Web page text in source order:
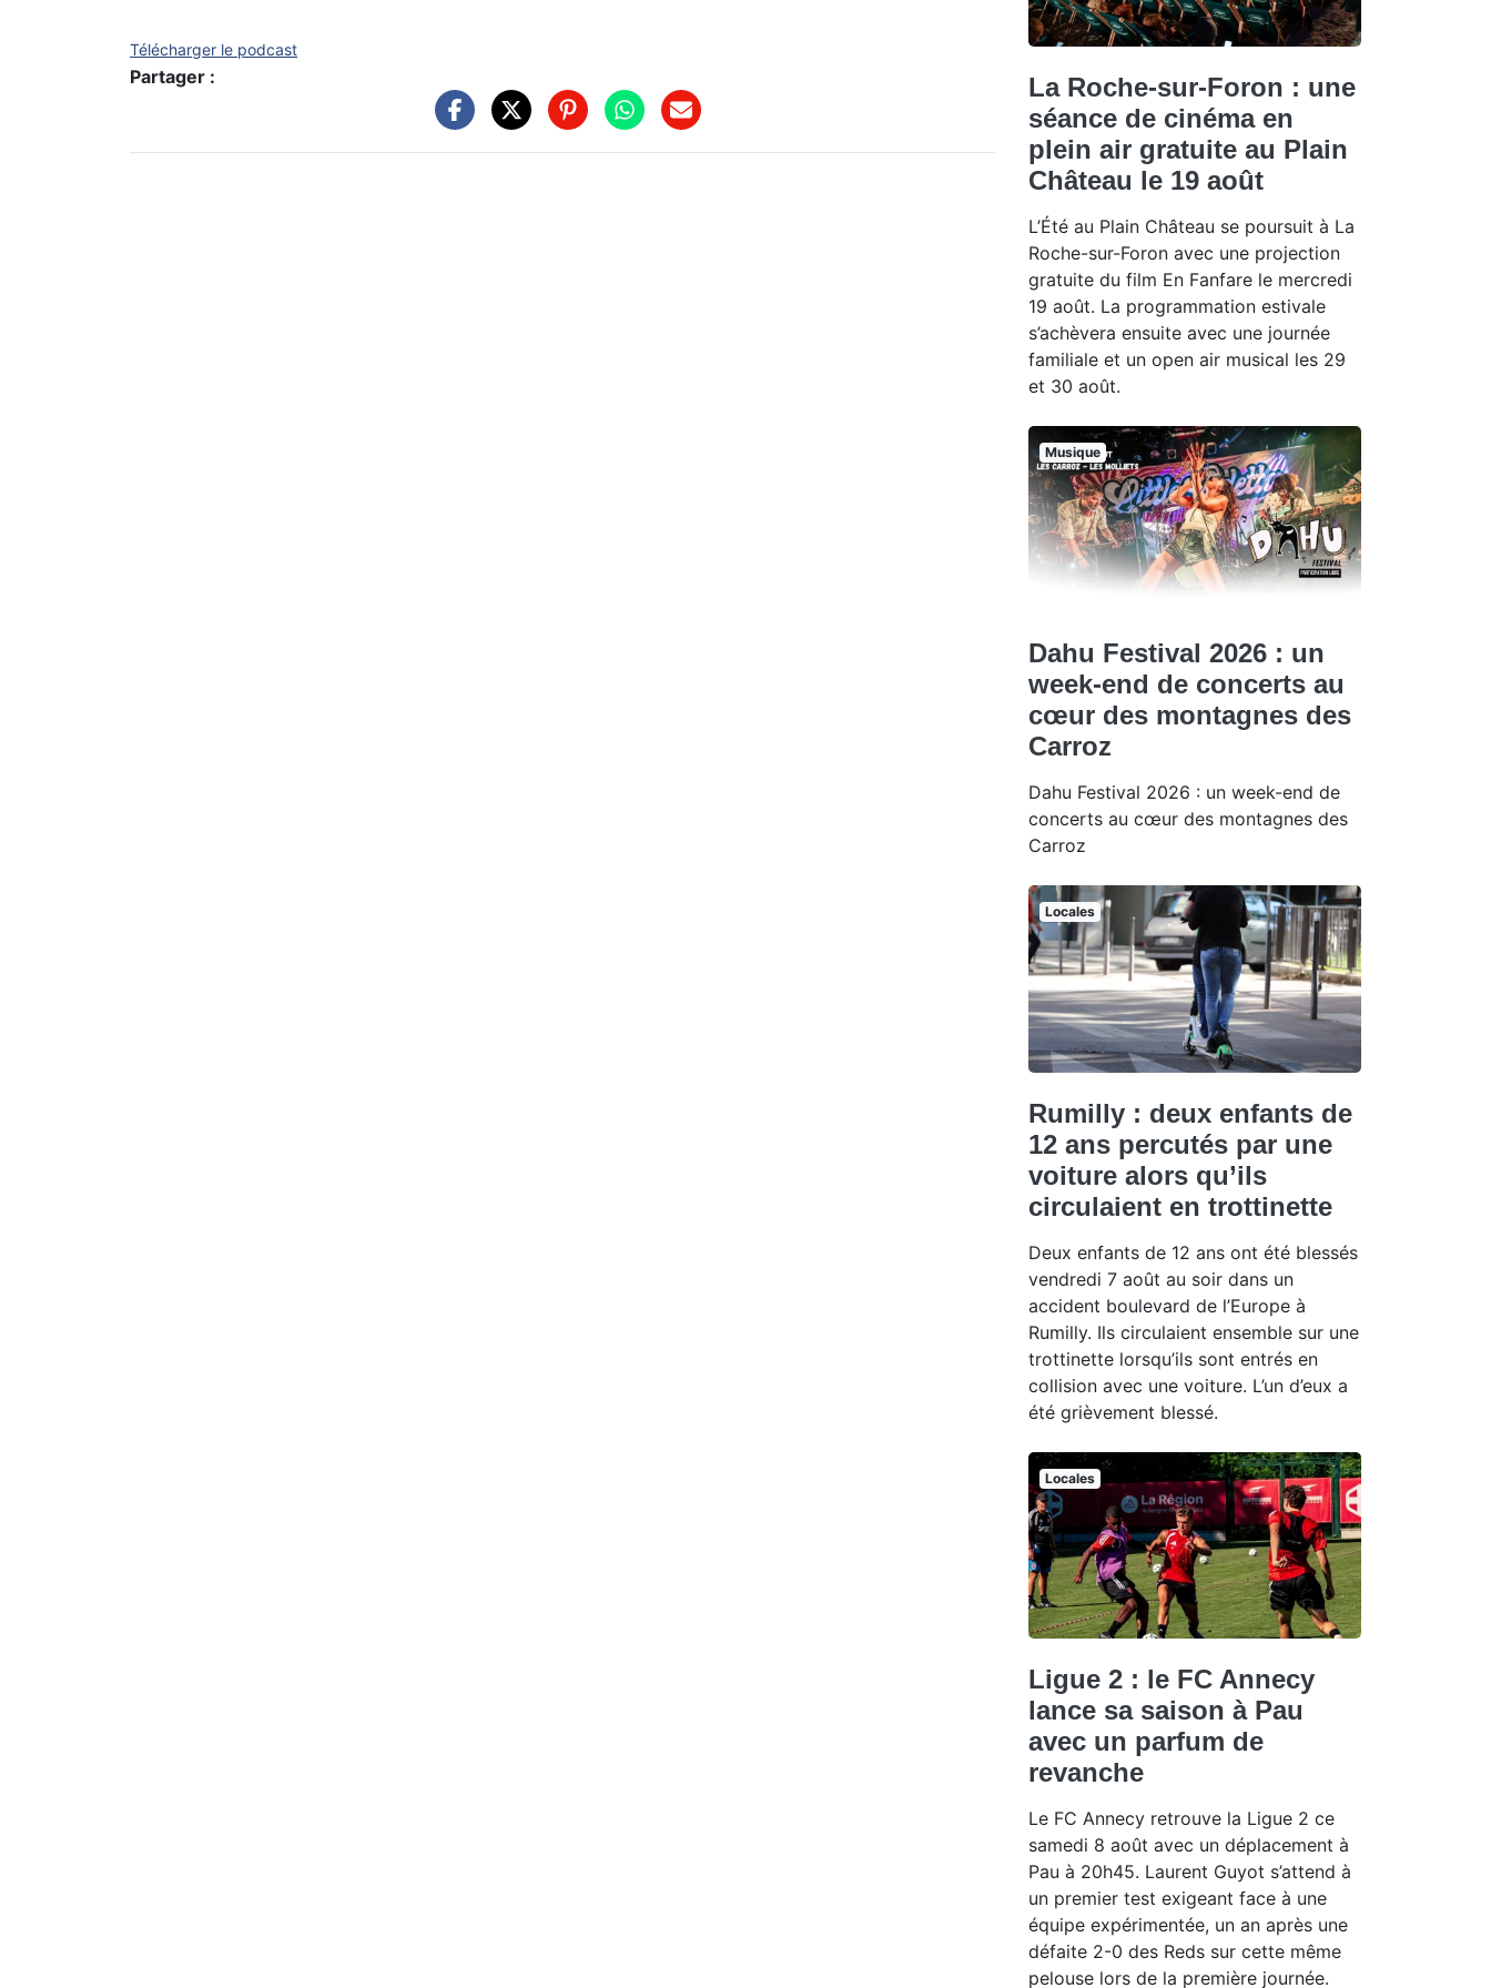
Télécharger le podcast
Partager :
La Roche-sur-Foron : une
séance de cinéma en
plein air gratuite au Plain
Château le 19 août
L’Été au Plain Château se poursuit à La
Roche-sur-Foron avec une projection
gratuite du film En Fanfare le mercredi
19 août. La programmation estivale
s’achèvera ensuite avec une journée
familiale et un open air musical les 29
et 30 août.
Musique
Dahu Festival 2026 : un
week-end de concerts au
cœur des montagnes des
Carroz
Dahu Festival 2026 : un week-end de
concerts au cœur des montagnes des
Carroz
Locales
Rumilly : deux enfants de
12 ans percutés par une
voiture alors qu’ils
circulaient en trottinette
Deux enfants de 12 ans ont été blessés
vendredi 7 août au soir dans un
accident boulevard de l’Europe à
Rumilly. Ils circulaient ensemble sur une
trottinette lorsqu’ils sont entrés en
collision avec une voiture. L’un d’eux a
été grièvement blessé.
Locales
Ligue 2 : le FC Annecy
lance sa saison à Pau
avec un parfum de
revanche
Le FC Annecy retrouve la Ligue 2 ce
samedi 8 août avec un déplacement à
Pau à 20h45. Laurent Guyot s’attend à
un premier test exigeant face à une
équipe expérimentée, un an après une
défaite 2-0 des Reds sur cette même
pelouse lors de la première journée.